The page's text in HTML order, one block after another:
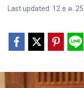
Last updated: 12 ธ.ค.